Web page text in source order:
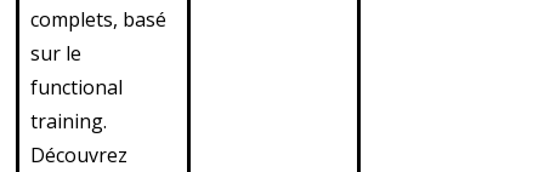
complets, basé
sur le
functional
training.
Découvrez